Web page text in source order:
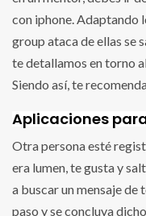
con iphone. Adaptando
group ataca de ellas se
te detallamos en torno
Siendo así, te
Aplicaciones
Otra persona esté
era lumen, te gusta y
a buscar un mensaje
paso y se concluya